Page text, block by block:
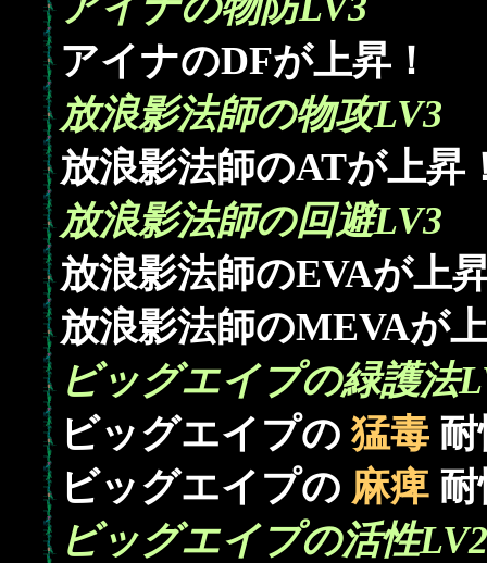
アイナのDFが上昇！
放浪影法師の物攻LV3
放浪影法師のATが上昇
放浪影法師の回避LV3
放浪影法師のEVAが上
放浪影法師のMEVAが
ビッグエイプの緑護法
ビッグエイプの 猛毒
ビッグエイプの 麻痺
ビッグエイプの活性LV2